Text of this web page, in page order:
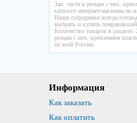
Зап. части к резцам с мех.
каталоге интернет-магазина по
Наши сотрудники всегда
выбрать и купить
Количество товаров в разделе:
резцам с мех. креплением
по всей России.
Информация
Как заказать
Как оплатить